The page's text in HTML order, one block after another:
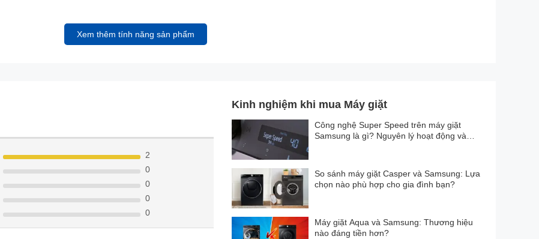
Xem thêm tính năng sản phẩm
0
0
0
0
2
Kinh nghiệm khi mua Máy giặt
Công nghệ Super Speed trên máy giặt
Samsung là gì? Nguyên lý hoạt động và
So sánh máy giặt Casper và Samsung: Lựa
chọn nào phù hợp cho gia đình bạn?
Máy giặt Aqua và Samsung: Thương hiệu
nào đáng tiền hơn?